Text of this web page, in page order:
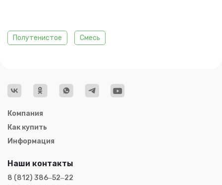
Полутенистое Смесь
Компания
Как купить
Информация
Наши контакты
8 (812) 386‒52‒22